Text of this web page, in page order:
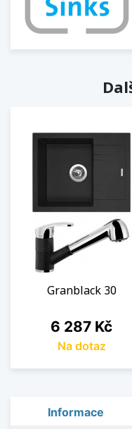
Granblack 30
Cena
6 287 Kč
Na dotaz
Informace